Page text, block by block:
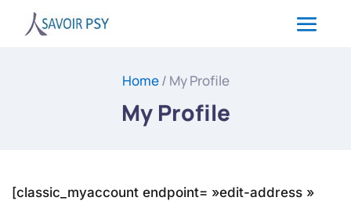
Home/ My Profile
My Profile
[classic_myaccount endpoint= »edit-address »